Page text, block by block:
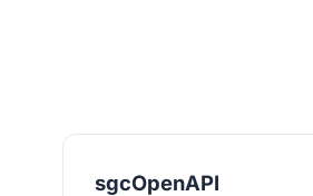
sgcOpenAPI